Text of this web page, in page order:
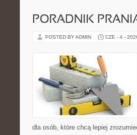
PORADNIK
POSTED BY ADMIN CZE - 4 -
dla osób, które chcą lepiej